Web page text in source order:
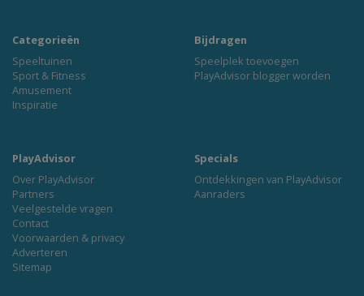
Categorieën
Speeltuinen
Sport & Fitness
Amusement
Inspiratie
Bijdragen
Speelplek toevoegen
PlayAdvisor blogger worden
PlayAdvisor
Over PlayAdvisor
Partners
Veelgestelde vragen
Contact
Voorwaarden & privacy
Adverteren
Sitemap
Specials
Ontdekkingen van PlayAdvisor
Aanraders